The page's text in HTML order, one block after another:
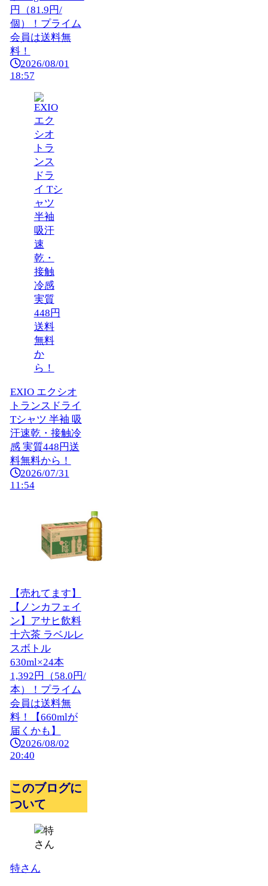
円（81.9円/
個）！プライム
会員は送料無
料！
2026/08/01
18:57
EXIO エクシオ
トランスドライ
Tシャツ 半袖 吸
汗速乾・接触冷
感 実質448円送
料無料から！
2026/07/31
11:54
【売れてます】
【ノンカフェイ
ン】アサヒ飲料
十六茶 ラベルレ
スボトル
630ml×24本
1,392円（58.0円/
本）！プライム
会員は送料無
料！【660mlが
届くかも】
2026/08/02
20:40
このブログに
ついて
特さん